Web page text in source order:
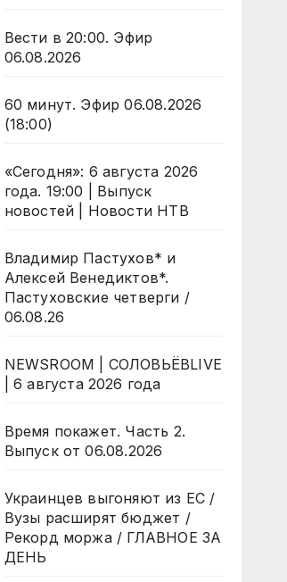
Вести в 20:00. Эфир
06.08.2026
60 минут. Эфир 06.08.2026
(18:00)
«Сегодня»: 6 августа 2026
года. 19:00 | Выпуск
новостей | Новости НТВ
Владимир Пастухов* и
Алексей Венедиктов*.
Пастуховские четверги /
06.08.26
NEWSROOM | СОЛОВЬЁВLIVE
| 6 августа 2026 года
Время покажет. Часть 2.
Выпуск от 06.08.2026
Украинцев выгоняют из ЕС /
Вузы расширят бюджет /
Рекорд моржа / ГЛАВНОЕ ЗА
ДЕНЬ